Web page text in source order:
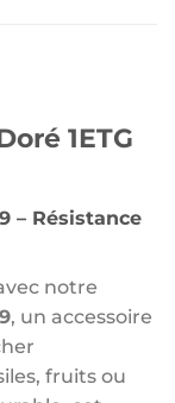
1ETG
– Résistance
notre
, un accessoire
fruits ou